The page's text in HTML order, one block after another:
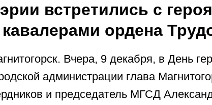
встретились с
кавалерами ордена
Вчера, 9 декабря, в День
администрации глава
и председатель МГСД